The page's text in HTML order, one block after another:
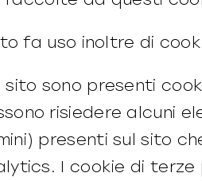
fa uso inoltre di
sito sono presenti
risiedere alcuni
presenti sul sito
I cookie di